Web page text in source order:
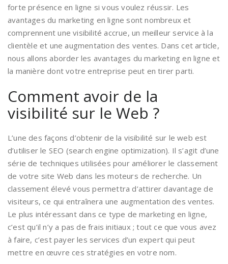
forte présence en ligne si vous voulez réussir. Les
avantages du marketing en ligne sont nombreux et
comprennent une visibilité accrue, un meilleur service à la
clientèle et une augmentation des ventes. Dans cet article,
nous allons aborder les avantages du marketing en ligne et
la manière dont votre entreprise peut en tirer parti.
Comment avoir de la
visibilité sur le Web ?
L’une des façons d’obtenir de la visibilité sur le web est
d’utiliser le SEO (search engine optimization). Il s’agit d’une
série de techniques utilisées pour améliorer le classement
de votre site Web dans les moteurs de recherche. Un
classement élevé vous permettra d’attirer davantage de
visiteurs, ce qui entraînera une augmentation des ventes.
Le plus intéressant dans ce type de marketing en ligne,
c’est qu’il n’y a pas de frais initiaux ; tout ce que vous avez
à faire, c’est payer les services d’un expert qui peut
mettre en œuvre ces stratégies en votre nom.